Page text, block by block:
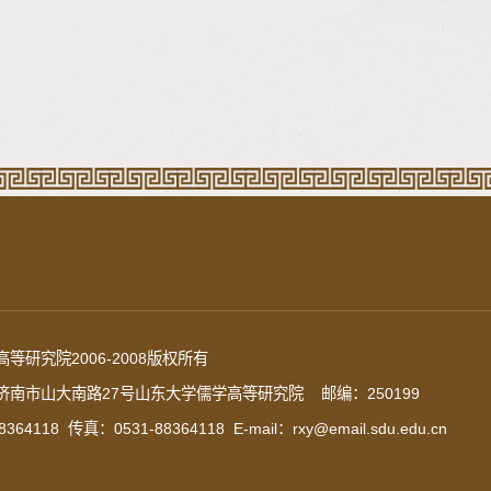
等研究院2006-2008版权所有
南市山大南路27号山东大学儒学高等研究院 邮编：250199
传真：0531-88364118 E-mail：rxy@email.sdu.edu.cn